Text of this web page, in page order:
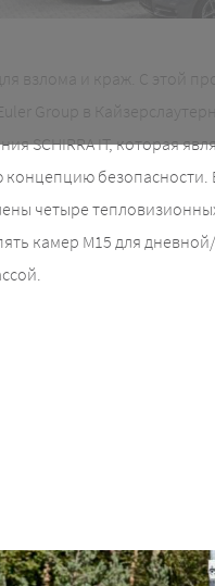
взлома и краж. С этой
Group в
SCHIRRA IT, которая
безопасности.
четыре
камер М15 для